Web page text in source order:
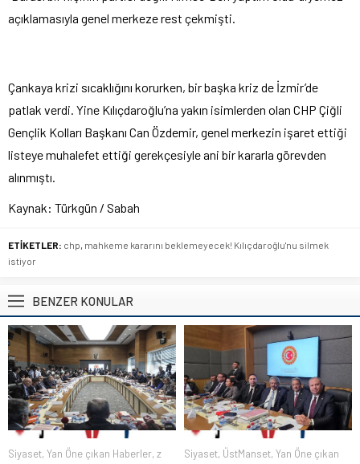
açıklamasıyla genel merkeze rest çekmişti.
Çankaya krizi sıcaklığını korurken, bir başka kriz de İzmir’de
patlak verdi. Yine Kılıçdaroğlu’na yakın isimlerden olan CHP Çiğli
Gençlik Kolları Başkanı Can Özdemir, genel merkezin işaret ettiği
listeye muhalefet ettiği gerekçesiyle ani bir kararla görevden
alınmıştı.
Kaynak: Türkgün / Sabah
ETİKETLER: chp, mahkeme kararını beklemeyecek! Kılıçdaroğlu'nu silmek
istiyor
BENZER KONULAR
Siyaset, Yan Öne çıkan Haberler, z
Siyaset, ÜstManset, Yan Öne çıkan